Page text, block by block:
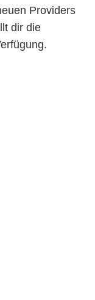
Providers
dir die